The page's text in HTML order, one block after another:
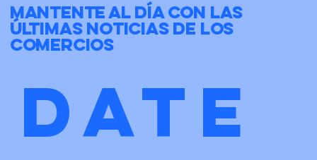
Mantente al día con las
últimas noticias de los
comercios
Date